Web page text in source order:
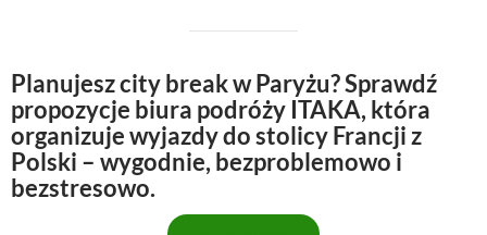
Planujesz city break w Paryżu? Sprawdź
propozycje biura podróży ITAKA, która
organizuje wyjazdy do stolicy Francji z
Polski – wygodnie, bezproblemowo i
bezstresowo.